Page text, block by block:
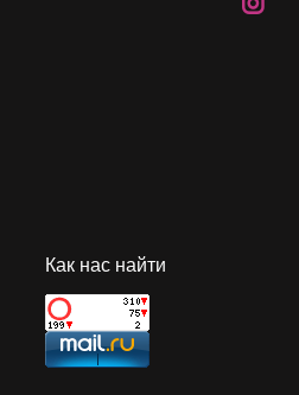
Как нас найти